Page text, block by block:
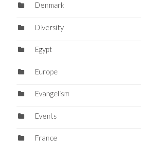
Denmark
Diversity
Egypt
Europe
Evangelism
Events
France